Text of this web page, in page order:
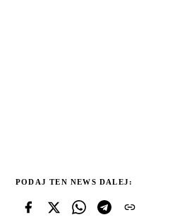
PODAJ TEN NEWS DALEJ: